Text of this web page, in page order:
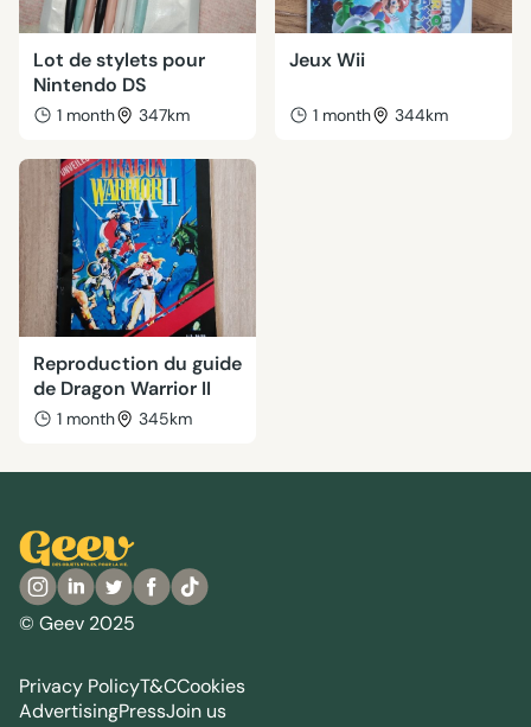
Lot de stylets pour
Nintendo DS
1 month 347km
Jeux Wii
1 month 344km
Reproduction du guide
de Dragon Warrior II
1 month 345km
© Geev 2025
Privacy PolicyT&CCookies
AdvertisingPressJoin us